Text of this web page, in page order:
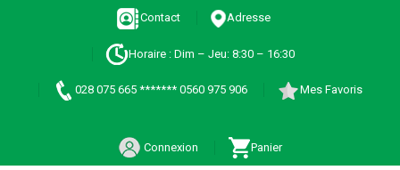
Contact Adresse
Horaire : Dim – Jeu: 8:30 – 16:30
028 075 665 ******* 0560 975 906 Mes Favoris
Connexion Panier